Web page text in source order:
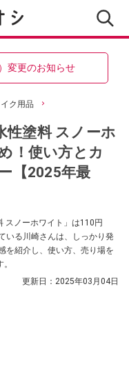
変更のお知らせ
ク用品
性塗料 スノーホ
！使い方とカ
【2025年最
スノーホワイト」は110円
いる川崎さんは、しっかり発
を紹介し、使い方、売り場を
更新日： 2025年03月04日